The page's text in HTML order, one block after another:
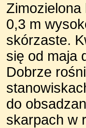
0,3 m
skórzaste.
się od maja
Dobrze
do
skarpach w